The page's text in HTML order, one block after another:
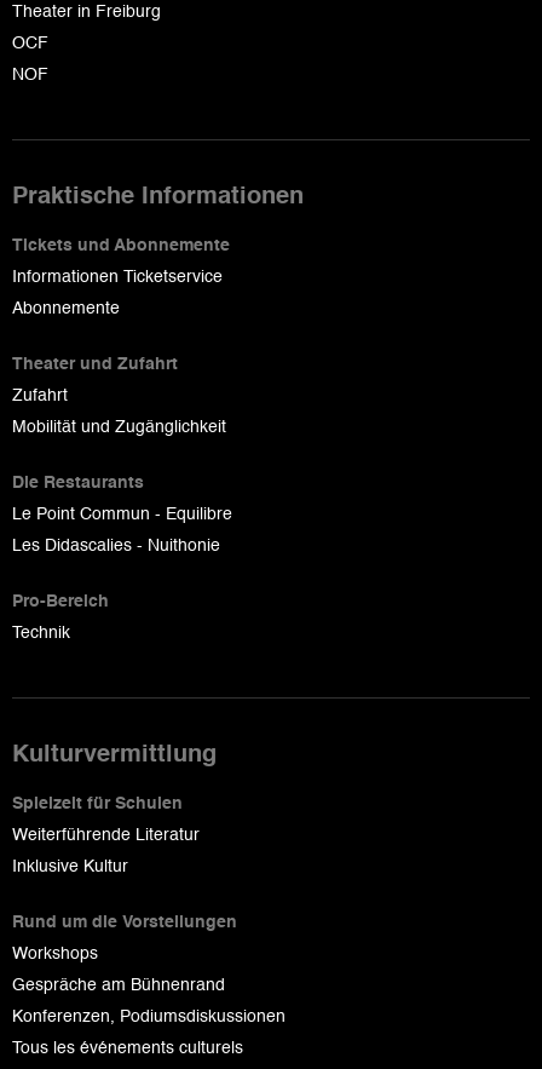
Theater in Freiburg
OCF
NOF
Praktische Informationen
Tickets und Abonnemente
Informationen Ticketservice
Abonnemente
Theater und Zufahrt
Zufahrt
Mobilität und Zugänglichkeit
Die Restaurants
Le Point Commun - Equilibre
Les Didascalies - Nuithonie
Pro-Bereich
Technik
Kulturvermittlung
Spielzeit für Schulen
Weiterführende Literatur
Inklusive Kultur
Rund um die Vorstellungen
Workshops
Gespräche am Bühnenrand
Konferenzen, Podiumsdiskussionen
Tous les événements culturels